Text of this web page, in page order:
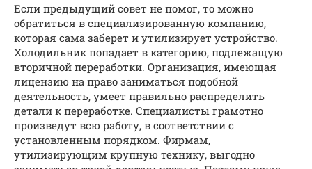
Если предыдущий совет не помог, то можно
обратиться в специализированную компанию,
которая сама заберет и утилизирует устройство.
Холодильник попадает в категорию, подлежащую
вторичной переработки. Организация, имеющая
лицензию на право заниматься подобной
деятельность, умеет правильно распределить
детали к переработке. Специалисты грамотно
произведут всю работу, в соответствии с
установленным порядком. Фирмам,
утилизирующим крупную технику, выгодно